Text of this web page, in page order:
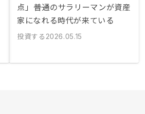
点」――普通のサラリーマンが資産
家になれる時代が来ている
投資する 2026.05.15